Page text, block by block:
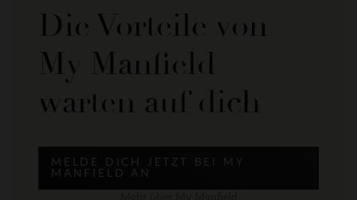
Die Vorteile von
My Manfield
warten auf dich
MELDE DICH JETZT BEI MY
MANFIELD AN